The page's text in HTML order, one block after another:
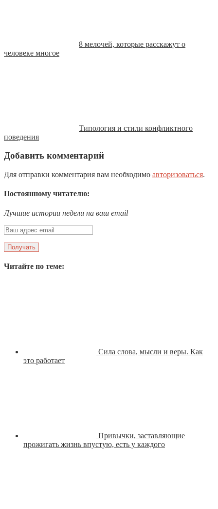
8 мелочей, которые расскажут о
человеке многое
Типология и стили конфликтного
поведения
Добавить комментарий
Для отправки комментария вам необходимо авторизоваться.
Постоянному читателю:
Лучшие истории недели на ваш email
Читайте по теме:
Сила слова, мысли и веры. Как
это работает
Привычки, заставляющие
прожигать жизнь впустую, есть у каждого